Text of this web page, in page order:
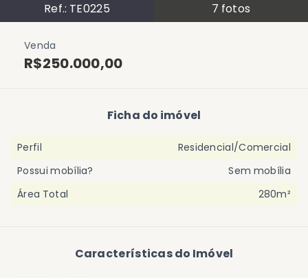
Ref.: TE0225 7 fotos
Venda
R$250.000,00
Características do Imóvel
Ficha do imóvel
Perfil
Residencial/Comercial
Possui mobília?
Sem mobília
Área Total
280m²